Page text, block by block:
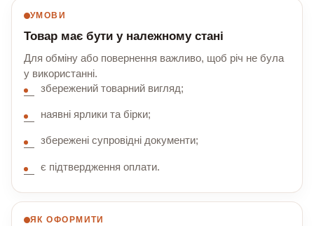
УМОВИ
Товар має бути у належному стані
Для обміну або повернення важливо, щоб річ не була
у використанні.
збережений товарний вигляд;
наявні ярлики та бірки;
збережені супровідні документи;
є підтвердження оплати.
ЯК ОФОРМИТИ